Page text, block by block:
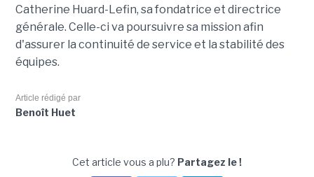
Catherine Huard-Lefin, sa fondatrice et directrice
générale. Celle-ci va poursuivre sa mission afin
d'assurer la continuité de service et la stabilité des
équipes.
Article rédigé par
Benoît Huet
Cet article vous a plu? Partagez le !